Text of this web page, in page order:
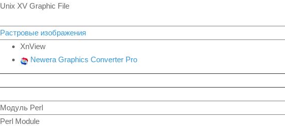
Unix XV Graphic File
Растровые изображения
XnView
Newera Graphics Converter Pro
Модуль Perl
Perl Module